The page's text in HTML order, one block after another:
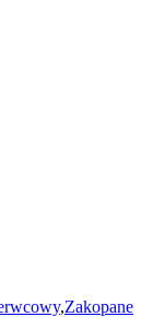
,Zakopane